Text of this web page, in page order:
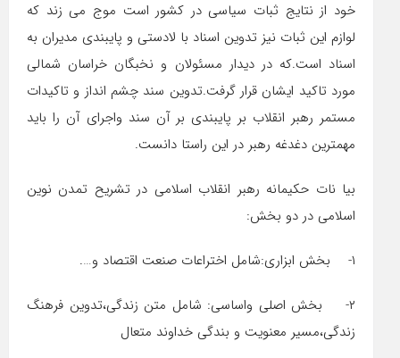
خود از نتایج ثبات سیاسی در کشور است موج می زند که
لوازم این ثبات نیز تدوین اسناد با لادستی و پایبندی مدیران به
اسناد است.که در دیدار مسئولان و نخبگان خراسان شمالی
مورد تاکید ایشان قرار گرفت.تدوین سند چشم انداز و تاکیدات
مستمر رهبر انقلاب بر پایبندی بر آن سند واجرای آن را باید
مهمترین دغدغه رهبر در این راستا دانست.
بیا نات حکیمانه رهبر انقلاب اسلامی در تشریح تمدن نوین
اسلامی در دو بخش:
۱- بخش ابزاری:شامل اختراعات صنعت اقتصاد و….
۲- بخش اصلی واساسی: شامل متن زندگی،تدوین فرهنگ
زندگی،مسیر معنویت و بندگی خداوند متعال